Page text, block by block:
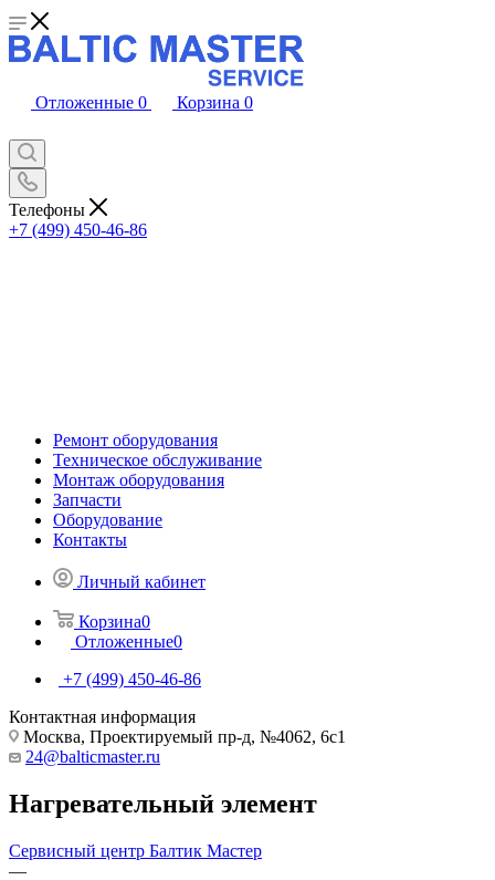
Отложенные 0 Корзина 0
Телефоны
+7 (499) 450-46-86
Ремонт оборудования
Техническое обслуживание
Монтаж оборудования
Запчасти
Оборудование
Контакты
Личный кабинет
Корзина0
Отложенные0
+7 (499) 450-46-86
Контактная информация
Москва, Проектируемый пр-д, №4062, 6с1
24@balticmaster.ru
Нагревательный элемент
Сервисный центр Балтик Мастер
—